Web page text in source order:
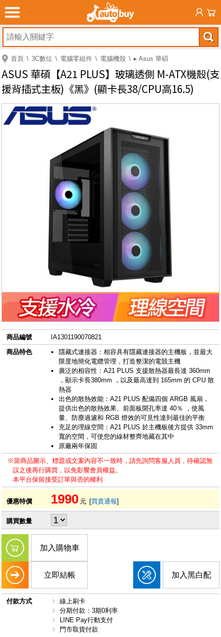
首頁 3C數位 電腦零組件 電腦機殼 ▸ Asus 華碩
ASUS 華碩【A21 PLUS】玻璃透側 M-ATX機殼(支
援背插式主板)《黑》(顯卡長38/CPU高16.5)
商品編號
IA1301190070821
商品特色
隱藏式連接器：相容具有隱藏連接器的主機板，並最大
限度地簡化電纜管理，打造整潔的電競主機
廣泛的相容性：A21 PLUS 支援散熱器最長達 360mm
，顯示卡長380mm ，以及最高達到 165mm 的 CPU 散
熱器
出色的散熱效能：A21 PLUS 配備四個 ARGB 風扇，
提供出色的散熱效果、前面板開孔率達 40％ ，使風
量、防塵過濾和 RGB 燈效的可見性達到最佳的平衡
充足的理線空間：A21 PLUS 於主機板後方提供 33mm
寬的空間，可使您的線材整齊地藏在其中
原廠兩年保固
※當商品圖示、標題或文案內容不一致時，請先詢問客服人員，待確認無
誤之後再行購買，以免影響會員權益。
本平台保留接受訂單與否的權利
優惠特價 1990 元 [買貴通報]
購買數量
加入購物車
立即結帳 加入黑白配
付款方式
線上刷卡
分期付款：3期0利率
LINE Pay行動支付
門市取貨付款